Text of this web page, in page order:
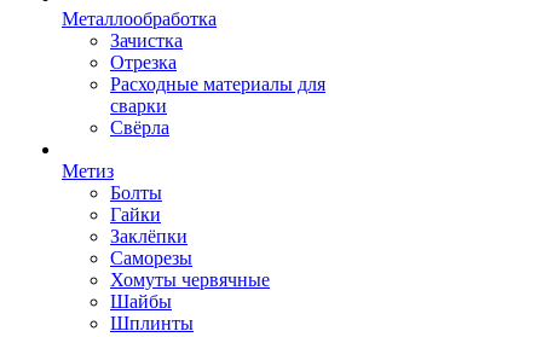
Металлообработка
Зачистка
Отрезка
Расходные материалы для
сварки
Свёрла
Метиз
Болты
Гайки
Заклёпки
Саморезы
Хомуты червячные
Шайбы
Шплинты